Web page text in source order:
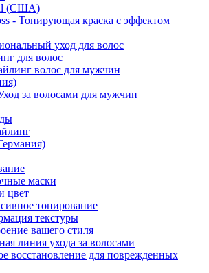
(США)
- Тонирующая краска с эффектом
уход для волос
для волос
волос для мужчин
за волосами для мужчин
маски
цвет
тонирование
текстуры
вашего стиля
линия ухода за волосами
восстановление для поврежденных